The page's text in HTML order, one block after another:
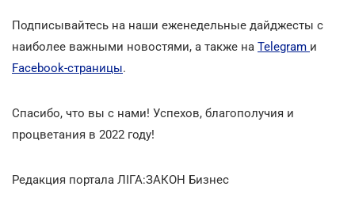
Подписывайтесь на наши еженедельные дайджесты с
наиболее важными новостями, а также на Telegram и
Facebook-страницы.
Спасибо, что вы с нами! Успехов, благополучия и
процветания в 2022 году!
Редакция портала ЛІГА:ЗАКОН Бизнес